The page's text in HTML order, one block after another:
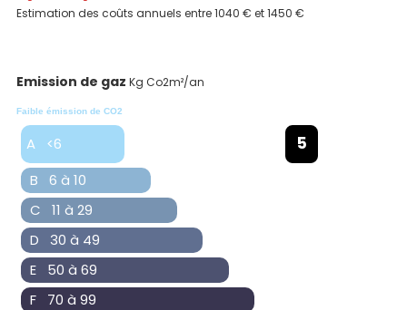
Estimation des coûts annuels entre 1040 € et 1450 €
Emission de gaz Kg Co2m²/an
Faible émission de CO2
A <6 5
B 6 à 10
C 11 à 29
D 30 à 49
E 50 à 69
F 70 à 99